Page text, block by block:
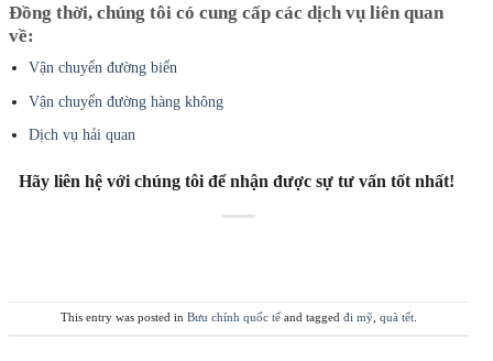
Đồng thời, chúng tôi có cung cấp các dịch vụ liên quan
về:
Vận chuyển đường biển
Vận chuyển đường hàng không
Dịch vụ hải quan
Hãy liên hệ với chúng tôi để nhận được sự tư vấn tốt nhất!
This entry was posted in Bưu chính quốc tế and tagged đi mỹ, quà tết.